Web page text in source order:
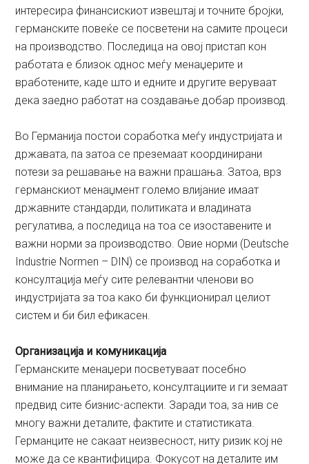
интересира финансискиот извештај и точните бројки,
германските повеќе се посветени на самите процеси
на производство. Последица на овој пристап кон
работата е близок однос меѓу менаџерите и
вработените, каде што и едните и другите веруваат
дека заедно работат на создавање добар производ.
Во Германија постои соработка меѓу индустријата и
државата, па затоа се преземаат координирани
потези за решавање на важни прашања. Затоа, врз
германскиот менаџмент големо влијание имаат
државните стандарди, политиката и владината
регулатива, а последица на тоа се изоставените и
важни норми за производство. Овие норми (Deutsche
Industrie Normen – DIN) се производ на соработка и
консултација меѓу сите релевантни членови во
индустријата за тоа како би функционирал целиот
систем и би бил ефикасен.
Организација и комуникација
Германските менаџери посветуваат посебно
внимание на планирањето, консултациите и ги земаат
предвид сите бизнис-аспекти. Заради тоа, за нив се
многу важни деталите, фактите и статистиката.
Германците не сакаат неизвесност, ниту ризик кој не
може да се квантифицира. Фокусот на деталите им